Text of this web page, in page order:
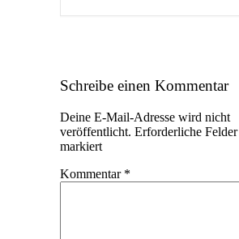
Schreibe einen Kommentar
Deine E-Mail-Adresse wird nicht
veröffentlicht. Erforderliche
markiert
Kommentar *